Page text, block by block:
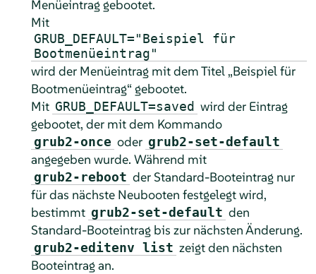
Menüeintrag gebootet.
Mit
GRUB_DEFAULT="Beispiel für
Bootmenüeintrag"
wird der Menüeintrag mit dem Titel„Beispiel für
Bootmenüeintrag“gebootet.
Mit GRUB_DEFAULT=saved wird der Eintrag
gebootet, der mit dem Kommando
grub2-once oder grub2-set-default
angegeben wurde. Während mit
grub2-reboot der Standard-Booteintrag nur
für das nächste Neubooten festgelegt wird,
bestimmt grub2-set-default den
Standard-Booteintrag bis zur nächsten Änderung.
grub2-editenv list zeigt den nächsten
Booteintrag an.